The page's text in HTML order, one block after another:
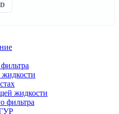
жидкости
жидкости
фильтра